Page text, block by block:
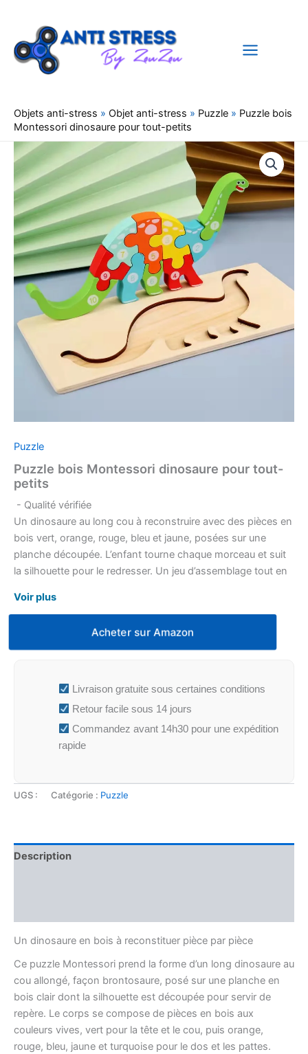
contenu
Objets anti-stress » Objet anti-stress » Puzzle » Puzzle bois
Montessori dinosaure pour tout-petits
Puzzle
Puzzle bois Montessori dinosaure pour tout-
petits
- Qualité vérifiée
Un dinosaure au long cou à reconstruire avec des pièces en
bois vert, orange, rouge, bleu et jaune, posées sur une
planche découpée. L’enfant tourne chaque morceau et suit
la silhouette pour le redresser. Un jeu d’assemblage tout en
Voir plus
Acheter sur Amazon
Livraison gratuite sous certaines conditions
Retour facile sous 14 jours
Commandez avant 14h30 pour une expédition
rapide
UGS : Catégorie : Puzzle
Description
Un dinosaure en bois à reconstituer pièce par pièce
Ce puzzle Montessori prend la forme d’un long dinosaure au
cou allongé, façon brontosaure, posé sur une planche en
bois clair dont la silhouette est découpée pour servir de
repère. Le corps se compose de pièces en bois aux
couleurs vives, vert pour la tête et le cou, puis orange,
rouge, bleu, jaune et turquoise pour le dos et les pattes.